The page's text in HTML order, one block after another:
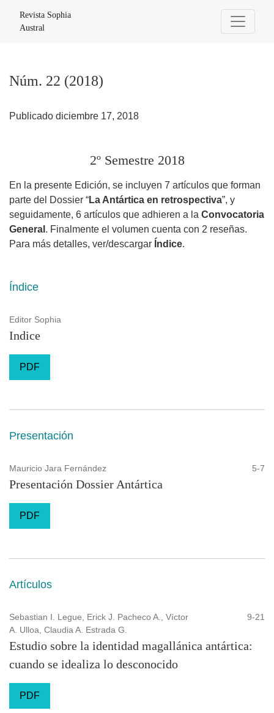
Revista Sophia
Austral
Núm. 22 (2018)
Publicado diciembre 17, 2018
2º Semestre 2018
En la presente Edición, se incluyen 7 artículos que forman
parte del Dossier “La Antártica en retrospectiva”, y
seguidamente, 6 artículos que adhieren a la Convocatoria
General . Finalmente el volumen cuenta con 2 reseñas.
Para más detalles, ver/descargar Índice.
Índice
Editor Sophia
Indice
PDF
Presentación
Mauricio Jara Fernández 5-7
Presentación Dossier Antártica
PDF
Artículos
Sebastian I. Legue, Erick J. Pacheco A., Víctor
A. Ulloa, Claudia A. Estrada G.
9-21
Estudio sobre la identidad magallánica antártica:
cuando se idealiza lo desconocido
PDF